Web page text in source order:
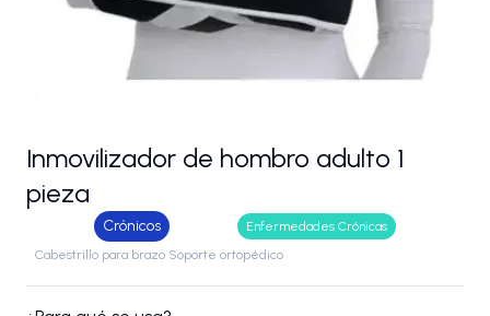
Inmovilizador de hombro adulto 1
pieza
Crónicos
Enfermedades Crónicas
Cabestrillo para brazo Soporte ortopédico